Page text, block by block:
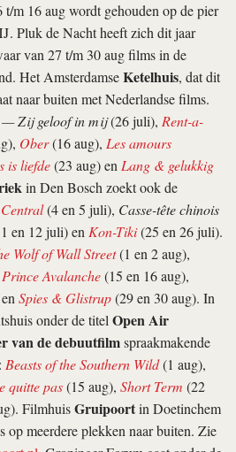
t/m 16 aug wordt gehouden op de pier
Pluk de Nacht heeft zich dit jaar
van 27 t/m 30 aug films in de
Het AmsterdamseKetelhuis, dat dit
naar buiten met Nederlandse films.
— Zij geloof in mij(26 juli), Rent-a-
Ober(16 aug), Les amours
is liefde(23 aug) enLang & gelukkig
in Den Bosch zoekt ook de
(4 en 5 juli), Casse-tête chinois
en 12 juli) enKon-Tiki(25 en 26 juli).
Wolf of Wall Street(1 en 2 aug),
Prince Avalanche(15 en 16 aug),
Spies & Glistrup(29 en 30 aug). In
onder de titelOpen Air
van de debuutfilmspraakmakende
Beasts of the Southern Wild(1 aug),
quitte pas(15 aug), Short Term (22
FilmhuisGruipoortin Doetinchem
op meerdere plekken naar buiten. Zie